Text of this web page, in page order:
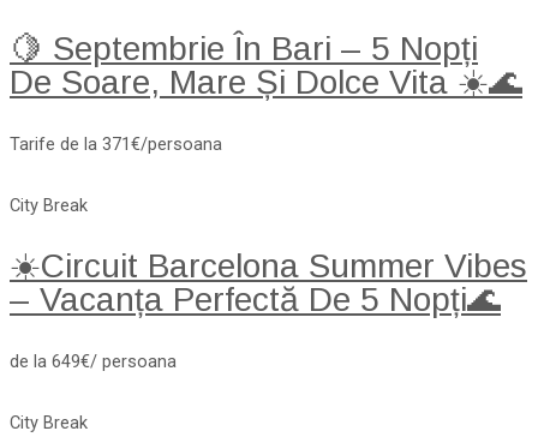
🍋 Septembrie În Bari – 5 Nopți
De Soare, Mare Și Dolce Vita ☀️🌊
Tarife de la 371€/persoana
City Break
☀️Circuit Barcelona Summer Vibes
– Vacanța Perfectă De 5 Nopți🌊
de la 649€/ persoana
City Break